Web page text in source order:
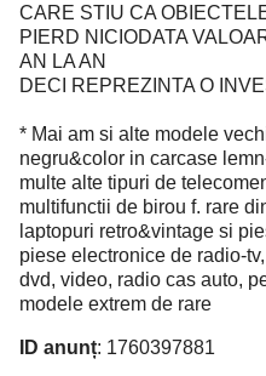
CARE STIU CA
PIERD NICIODATA
AN LA AN
DECI REPREZINTA O
* Mai am si alte modele
negru&color in carcase
multe alte tipuri de
multifunctii de birou f. rare
laptopuri retro&vintage si
piese electronice de radio-
dvd, video, radio cas auto,
modele extrem de rare
ID anunț: 1760397881